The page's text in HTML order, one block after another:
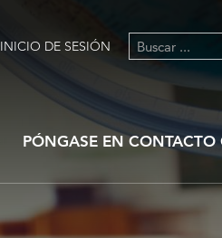
INICIO DE SESIÓN
PÓNGASE EN CONTACTO